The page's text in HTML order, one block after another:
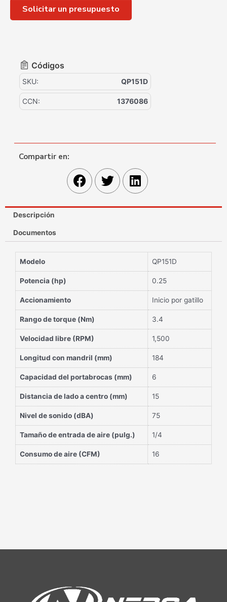
Solicitar un presupuesto
Códigos
SKU: QP151D
CCN: 1376086
Compartir en:
Descripción
Documentos
Modelo QP151D
Potencia (hp) 0.25
Accionamiento Inicio por gatillo
Rango de torque (Nm) 3.4
Velocidad libre (RPM) 1,500
Longitud con mandril (mm) 184
Capacidad del portabrocas (mm) 6
Distancia de lado a centro (mm) 15
Nivel de sonido (dBA) 75
Tamaño de entrada de aire (pulg.) 1/4
Consumo de aire (CFM) 16